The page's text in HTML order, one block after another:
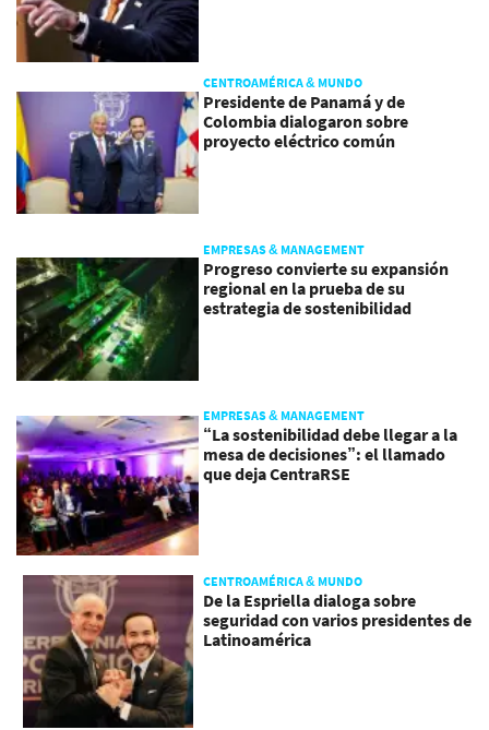
CENTROAMÉRICA & MUNDO
Presidente de Panamá y de
Colombia dialogaron sobre
proyecto eléctrico común
EMPRESAS & MANAGEMENT
Progreso convierte su expansión
regional en la prueba de su
estrategia de sostenibilidad
EMPRESAS & MANAGEMENT
“La sostenibilidad debe llegar a la
mesa de decisiones”: el llamado
que deja CentraRSE
CENTROAMÉRICA & MUNDO
De la Espriella dialoga sobre
seguridad con varios presidentes de
Latinoamérica